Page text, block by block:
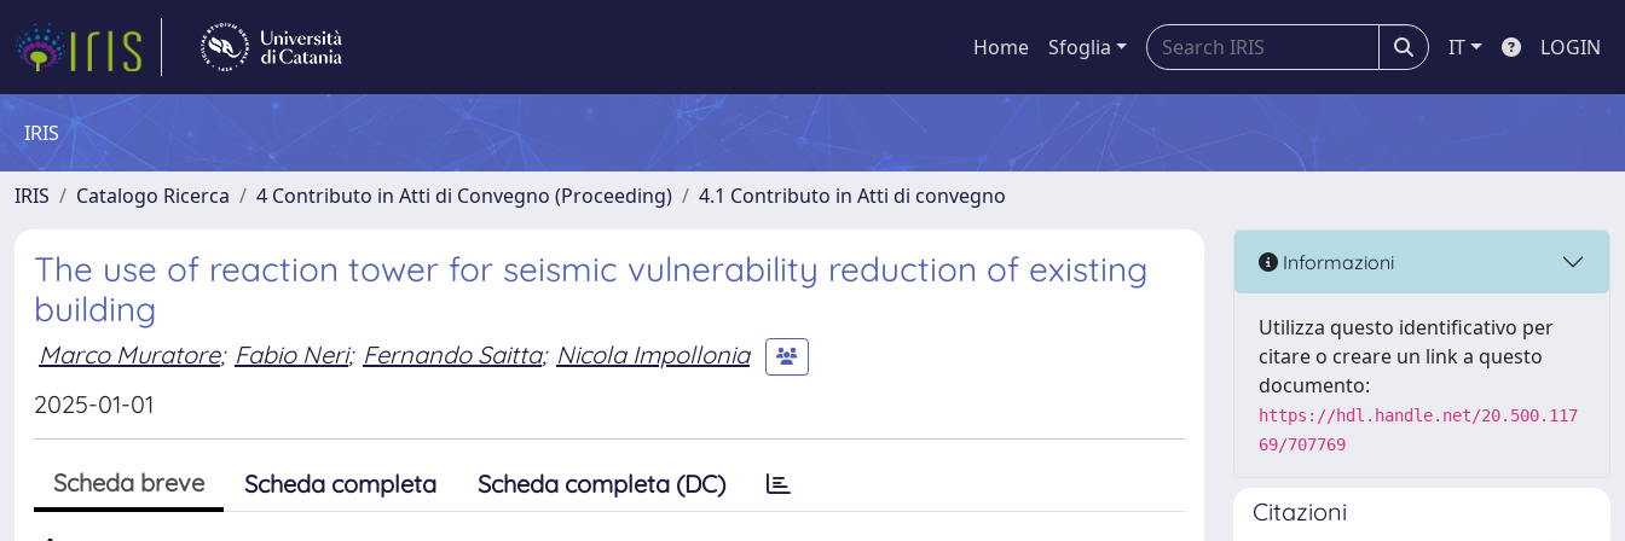
Home Sfoglia IT LOGIN
IRIS
IRIS Catalogo Ricerca 4 Contributo in Atti di Convegno (Proceeding) 4.1 Contributo in Atti di convegno
The use of reaction tower for seismic vulnerability reduction of existing
building
Marco Muratore; Fabio Neri; Fernando Saitta; Nicola Impollonia
2025-01-01
Scheda breve Scheda completa Scheda completa (DC)
Informazioni
Utilizza questo identificativo per
citare o creare un link a questo
documento:
https://hdl.handle.net/20.500.117
69/707769
Citazioni